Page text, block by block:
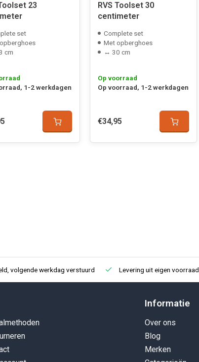
23
set
cm
1-2 werkdagen
RVS Toolset 30
centimeter
Complete set
Met opberghoes
↔ 30 cm
Op voorraad
Op voorraad, 1-2 werkdagen
€34,95
volgende werkdag verstuurd Levering uit eigen voorraad
Informatie
Over ons
Blog
Merken